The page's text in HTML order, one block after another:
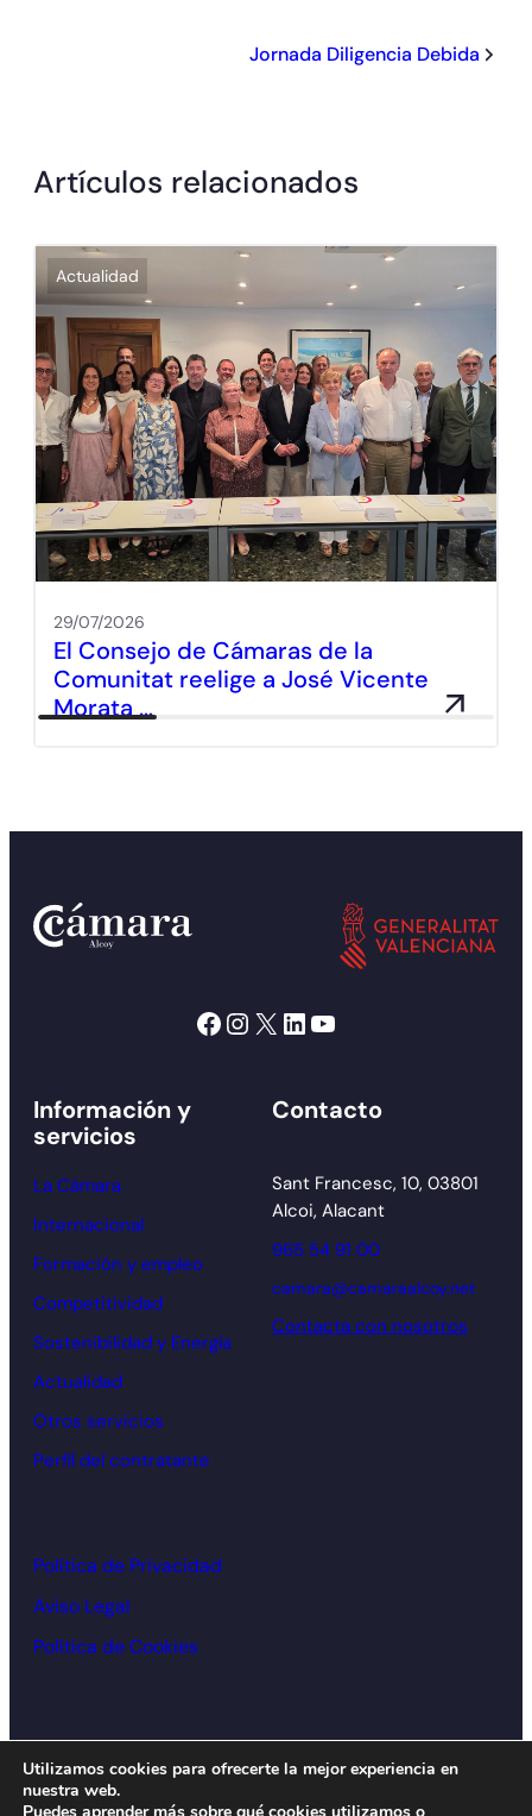
Jornada Diligencia Debida
Artículos relacionados
Actualidad
29/07/2026
El Consejo de Cámaras de la
Comunitat reelige a José Vicente
Morata …
Facebook Instagram X LinkedIn YouTube
Información y
servicios
La Cámara
Internacional
Formación y empleo
Competitividad
Sostenibilidad y Energía
Actualidad
Otros servicios
Perfil del contratante
Contacto
Sant Francesc, 10, 03801
Alcoi, Alacant
965 54 91 00
camara@camaraalcoy.net
Contacta con nosotros
Política de Privacidad
Aviso Legal
Política de Cookies
Diseño y desarrollo:
Utilizamos cookies para ofrecerte la mejor experiencia en
nuestra web.